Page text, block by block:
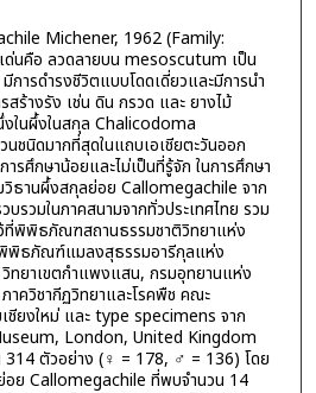
Michener, 1962 (Family:
นคือ ลวดลายบน mesoscutum เป็น
ารดำรงชีวิตแบบโดดเดี่ยวและมีการนำ
สร้างรัง เช่น ดิน กรวด และ ยางไม้
ในผึ้งในสกุล Chalicodoma
ชนิดมากที่สุดในแถบเอเชียตะวันออก
รศึกษาน้อยและไม่เป็นที่รู้จัก ในการศึกษา
วิธานผึ้งสกุลย่อย Callomegachile จาก
รวมในภาคสนามจากทั่วประเทศไทย รวม
ที่พิพิธภัณฑสถานธรรมชาติวิทยาแห่ง
พิธภัณฑ์แมลงสุธรรมอารีกุลแห่ง
ทยาเขตกำแพงแสน, กรมอุทยานแห่ง
ควิชากีฏวิทยาและโรคพืช คณะ
ชียงใหม่ และ type specimens จาก
London, United Kingdom
314 ตัวอย่าง (♀ = 178, ♂ = 136) โดย
อย Callomegachile ที่พบจำนวน 14